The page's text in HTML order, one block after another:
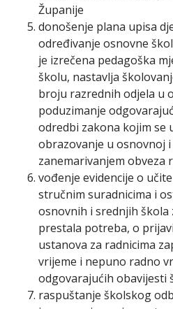
Županije
donošenje plana upisa
određivanje osnovne
je izrečena pedagoška
školu, nastavlja
broju razrednih odjela u
poduzimanje
odredbi zakona kojim se
obrazovanje u osnovnoj
zanemarivanjem obveza
vođenje evidencije o
stručnim suradnicima i
osnovnih i srednjih škola
prestala potreba, o
ustanova za radnicima
vrijeme i nepuno radno
odgovarajućih obavijesti
raspuštanje školskog